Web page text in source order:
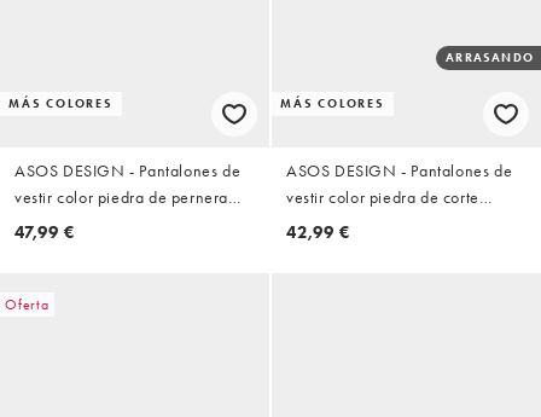
MÁS COLORES
ASOS DESIGN - Pantalones de
vestir color piedra de pernera
ancha con pinzas y raya
47,99 €
MÁS COLORES
ARRASANDO
ASOS DESIGN - Pantalones de
vestir color piedra de corte
tapered con raya diplomática y
42,99 €
Oferta